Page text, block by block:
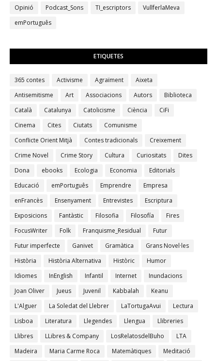
Opinió Podcast_Sons TI_escriptors
VullferlaMeva
emPortuguês
ETIQUETES
365 contes Activisme Agraïment
Aixeta
Antisemitisme
Art Associacions Autors
Biblioteca
Català
Catalunya Catolicisme Ciència
CiFi
Cinema
Cites Ciutats
Comunisme
Conflicte Orient Mitjà
Contes tradicionals
Creixement
Crime Novel
Crime Story Cultura Curiositats
Dites
Dona
ebooks Ecologia Economia
Editorials
Educació
emPortuguês Emprendre
Empresa
enFrancès
Ensenyament Entrevistes
Escriptura
Exposicions
Fantàstic Filosofia Filosofía
Fires
FocusWriter
Folk Franquisme_Residual
Futur
Futur imperfecte
Ganivet Gramàtica
Grans Novel·les
Història
Història Alternativa Històric
Humor
Idiomes
InEnglish Infantil Internet
Inundacions
Joan Oliver
Jueus Juvenil Kabbalah
Keanu
L'Alguer
La Soledat del Llebrer LaTortugaAvui
Lectura
Lisboa
Literatura Llegendes Llengua
Llibreries
Llibres
LLibres & Company LosRelatosdelBuho
LTA
Madeira
Maria Carme Roca Matemàtiques
Meditació